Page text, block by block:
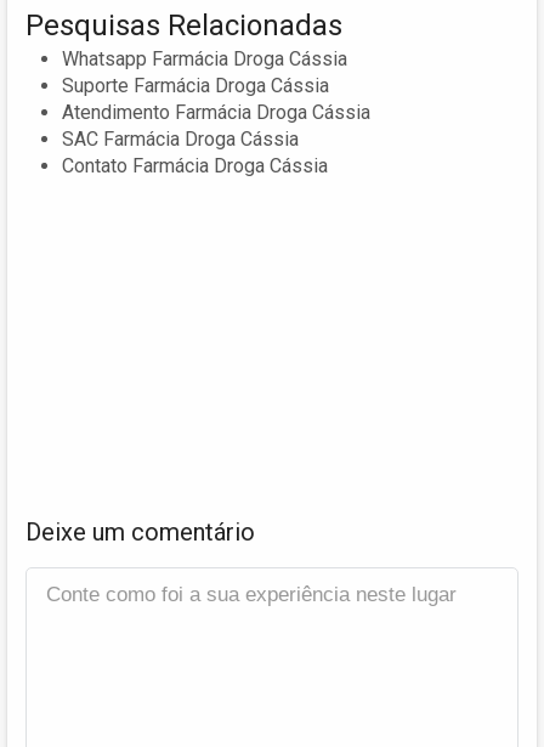
Pesquisas Relacionadas
Whatsapp Farmácia Droga Cássia
Suporte Farmácia Droga Cássia
Atendimento Farmácia Droga Cássia
SAC Farmácia Droga Cássia
Contato Farmácia Droga Cássia
Deixe um comentário